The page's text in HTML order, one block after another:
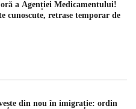
a Agenției Medicamentului!
cunoscute, retrase temporar de
din nou în imigrație: ordin